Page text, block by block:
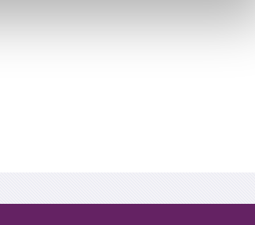
interventie.